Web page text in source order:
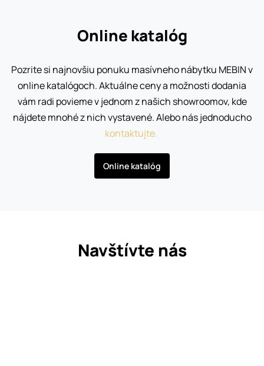
Online katalóg
Pozrite si najnovšiu ponuku masívneho nábytku MEBIN v
online katalógoch. Aktuálne ceny a možnosti dodania
vám radi povieme v jednom z našich showroomov, kde
nájdete mnohé z nich vystavené. Alebo nás jednoducho
kontaktujte.
Online katalóg
Navštívte nás